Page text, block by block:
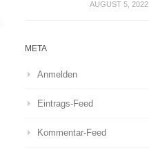
AUGUST 5, 2022
META
Anmelden
Eintrags-Feed
Kommentar-Feed